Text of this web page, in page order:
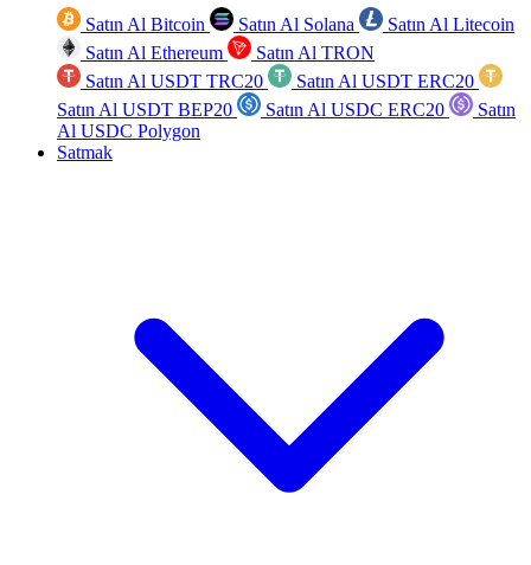
Satın Al Bitcoin Satın Al Solana
Satın Al Litecoin
Satın Al Ethereum
Satın Al TRON
Satın Al USDT TRC20
Satın Al USDT ERC20
Satın Al USDT BEP20
Satın Al USDC ERC20
Satın
Al USDC Polygon
Satmak